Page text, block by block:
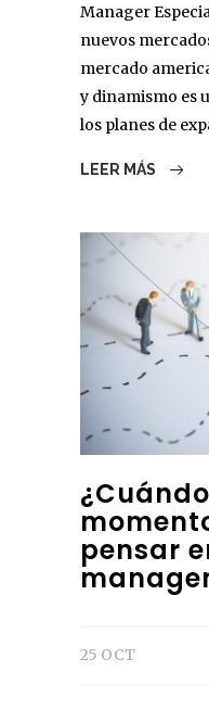
Manager
nuevos
mercado
y dinamismo es
los planes de
LEER MÁS
pensar
25 OCT